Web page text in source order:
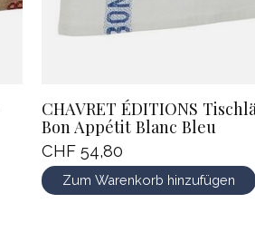
CHAVRET ÉDITIONS
Bon Appétit Blanc Bleu
CHF 54,80
Zum Warenkorb hinzufügen